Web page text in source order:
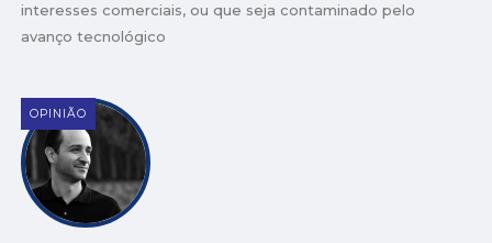
interesses comerciais, ou que seja contaminado pelo
avanço tecnológico
OPINIÃO